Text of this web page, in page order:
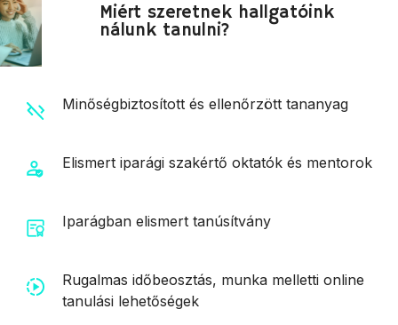
Miért szeretnek hallgatóink
nálunk tanulni?
Minőségbiztosított és ellenőrzött tananyag
Elismert iparági szakértő oktatók és mentorok
Iparágban elismert tanúsítvány
Rugalmas időbeosztás, munka melletti online
tanulási lehetőségek